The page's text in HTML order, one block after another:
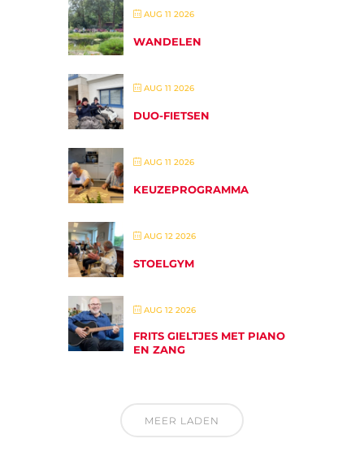
AUG 11 2026
WANDELEN
AUG 11 2026
DUO-FIETSEN
AUG 11 2026
KEUZEPROGRAMMA
AUG 12 2026
STOELGYM
AUG 12 2026
FRITS GIELTJES MET PIANO
EN ZANG
MEER LADEN